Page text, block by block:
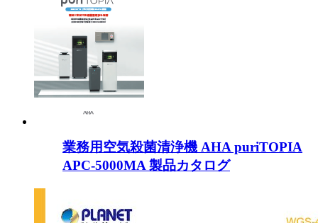
業務用空気殺菌清浄機 AHA puriTOPIA
APC-5000MA 製品カタログ